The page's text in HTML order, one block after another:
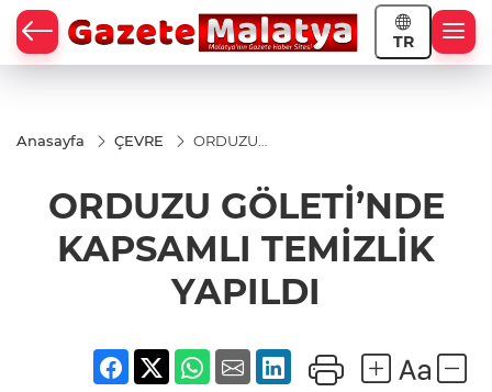
TR
Anasayfa ÇEVRE
ORDUZU
TEMİZLİK
YAPILDI
ORDUZU GÖLETİ’NDE
KAPSAMLI TEMİZLİK
YAPILDI